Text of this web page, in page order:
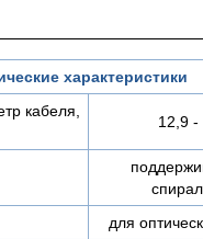
характеристики
кабеля,
12,9 -
для